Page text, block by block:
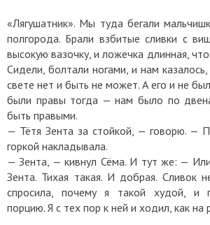
«Лягушатник». Мы туда бегали
полгорода. Брали взбитые сливки с
высокую вазочку, и ложечка длинная,
Сидели, болтали ногами, и нам
свете нет и быть не может. А его и не
были правы тогда — нам было по
быть правыми.
— Тётя Зента за стойкой, — говорю. —
горкой накладывала.
— Зента, — кивнул Сёма. И тут же: —
Зента. Тихая такая. И добрая. Сливок
спросила, почему я такой худой, и
порцию. Я с тех пор к ней и ходил, как на